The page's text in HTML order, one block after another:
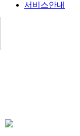
서비스안내